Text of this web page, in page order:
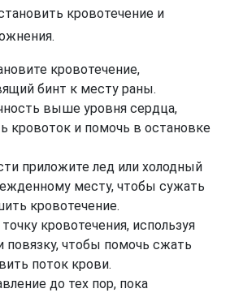
кровотечение и
кровотечение,
бинт к месту раны.
выше уровня сердца,
кровоток и помочь в остановке
приложите лед или холодный
месту, чтобы сужать
кровотечение.
кровотечения, используя
повязку, чтобы помочь сжать
поток крови.
до тех пор, пока